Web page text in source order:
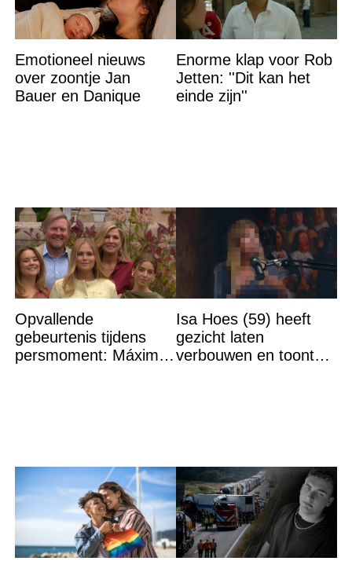
Emotioneel nieuws
over zoontje Jan
Bauer en Danique
Enorme klap voor Rob
Jetten: ''Dit kan het
einde zijn''
Opvallende
gebeurtenis tijdens
persmoment: Máxima
Isa Hoes (59) heeft
gezicht laten
verbouwen en toont